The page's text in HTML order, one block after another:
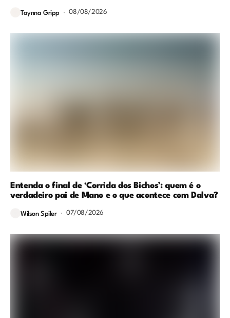
Taynna Gripp 08/08/2026
Entenda o final de ‘Corrida dos Bichos’: quem é o
verdadeiro pai de Mano e o que acontece com Dalva?
Wilson Spiler 07/08/2026